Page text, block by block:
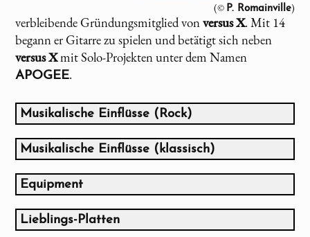
(© P. Romainville)
verbleibende Gründungsmitglied vonversus X. Mit 14
begann er Gitarre zu spielen und betätigt sich neben
versus Xmit Solo-Projekten unter dem Namen
APOGEE.
Musikalische Einflüsse (Rock)
Gentle Giant
Yes
King Crimson
Musikalische Einflüsse (klassisch)
Dimitri Shostakovitch
Igor Stravinsky
Equipment
Gibson Les Paul Worn Cherry
Lieblings-Platten